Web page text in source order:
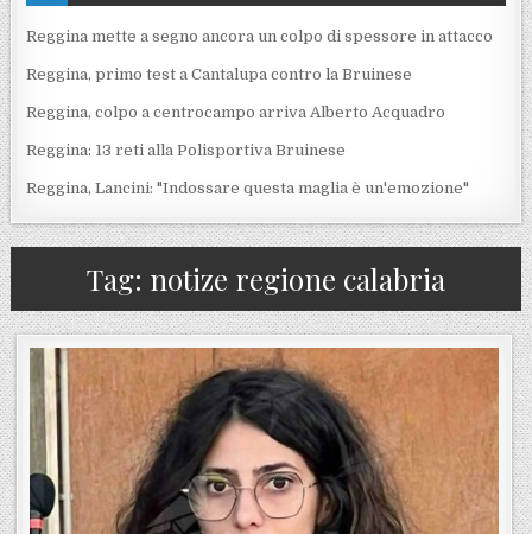
Reggina mette a segno ancora un colpo di spessore in attacco
Reggina, primo test a Cantalupa contro la Bruinese
Reggina, colpo a centrocampo arriva Alberto Acquadro
Reggina: 13 reti alla Polisportiva Bruinese
Reggina, Lancini: "Indossare questa maglia è un'emozione"
Tag: notize regione calabria